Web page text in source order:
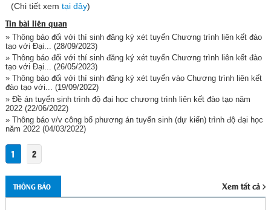
(Chi tiết xem tại đây)
Tin bài liên quan
» Thông báo đối với thí sinh đăng ký xét tuyển Chương trình liên kết đào
tạo với Đại...
(28/09/2023)
» Thông báo đối với thí sinh đăng ký xét tuyển Chương trình liên kết đào
tạo với Đại... (26/05/2023)
» Thông báo đối với thí sinh đăng ký xét tuyển vào Chương trình liên kết
đào tạo với... (19/09/2022)
» Đề án tuyển sinh trình độ đại học chương trình liên kết đào tạo năm
2022(22/06/2022)
» Thông báo v/v công bố phương án tuyển sinh (dự kiến) trình độ đại học
năm 2022(04/03/2022)
1 2
THÔNG BÁO Xem tất cả